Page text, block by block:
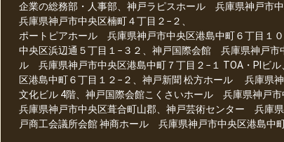
企業の総務部・人事部、神戸ラピスホール 兵庫県神戸市
兵庫県神戸市中央区楠町４丁目２−２、
ポートピアホール 兵庫県神戸市中央区港島中町６丁目１
中央区浜辺通５丁目１−３２、神戸国際会館 兵庫県神戸市
ル 兵庫県神戸市中央区港島中町７丁目２−１ TOA・PIビ
区港島中町６丁目１２−２、神戸新聞 松方ホール 兵庫県
文化ビル 4階、神戸国際会館こくさいホール 兵庫県神戸
兵庫県神戸市中央区葺合町山郡、神戸芸術センター 兵庫
戸商工会議所会館 神商ホール 兵庫県神戸市中央区港島中